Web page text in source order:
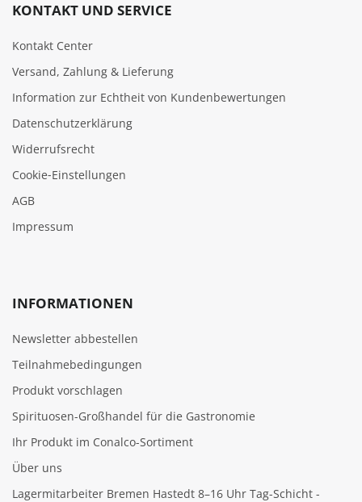
KONTAKT UND SERVICE
Kontakt Center
Versand, Zahlung & Lieferung
Information zur Echtheit von Kundenbewertungen
Datenschutzerklärung
Widerrufsrecht
Cookie‑Einstellungen
AGB
Impressum
INFORMATIONEN
Newsletter abbestellen
Teilnahmebedingungen
Produkt vorschlagen
Spirituosen-Großhandel für die Gastronomie
Ihr Produkt im Conalco-Sortiment
Über uns
Lagermitarbeiter Bremen Hastedt 8–16 Uhr Tag-Schicht -